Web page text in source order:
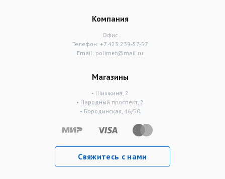
Компания
Офис
Телефон: +7 423 239-57-57
Email: polimet@mail.ru
Магазины
• Шишкина, 2
• Народный проспект, 2
• Бородинская, 46/50
Свяжитесь с нами